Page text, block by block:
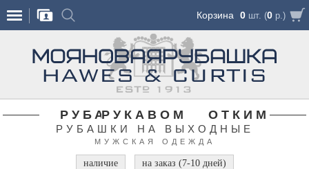
Корзина 0 шт. (0 р.)
РУБАШКИ С КОРОТКИМ РУКАВОМ
РУБАШКИ НА ВЫХОДНЫЕ
МУЖСКАЯ ОДЕЖДА
наличие на заказ (7-10 дней)